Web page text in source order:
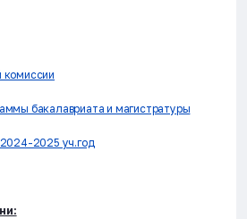
комиссии
бакалавриата и магистратуры
2025 уч.год